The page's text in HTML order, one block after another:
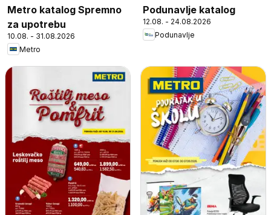
Metro katalog Spremno
za upotrebu
10.08. - 31.08.2026
Metro
Podunavlje katalog
12.08. - 24.08.2026
Podunavlje